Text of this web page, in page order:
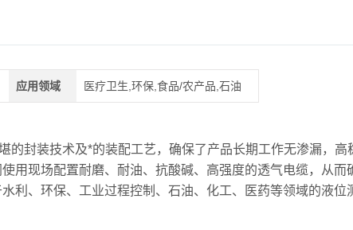
应用领域 医疗卫生,环保,食品/农产品,石油
的封装技术及*的装配工艺，确保了产品长期工作无渗漏，高
用现场配置耐磨、耐油、抗酸碱、高强度的透气电缆，从而
利、环保、工业过程控制、石油、化工、医药等领域的液位